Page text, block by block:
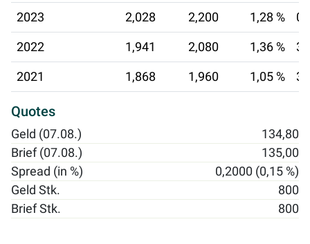
2023 2,028 2,200 1,28 %
2022 1,941 2,080 1,36 %
2021 1,868 1,960 1,05 %
Quotes
Geld (07.08.)
134,80
Brief (07.08.)
135,00
Spread (in %)
0,2000 (0,15 %)
Geld Stk.
800
Brief Stk.
800